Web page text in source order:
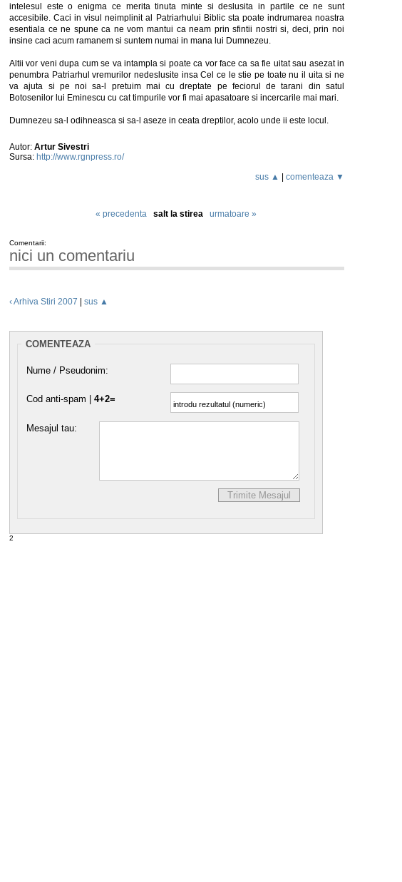
intelesul este o enigma ce merita tinuta minte si deslusita in partile ce ne sunt
accesibile. Caci in visul neimplinit al Patriarhului Biblic sta poate indrumarea noastra
esentiala ce ne spune ca ne vom mantui ca neam prin sfintii nostri si, deci, prin noi
insine caci acum ramanem si suntem numai in mana lui Dumnezeu.
Altii vor veni dupa cum se va intampla si poate ca vor face ca sa fie uitat sau asezat in
penumbra Patriarhul vremurilor nedeslusite insa Cel ce le stie pe toate nu il uita si ne
va ajuta si pe noi sa-l pretuim mai cu dreptate pe feciorul de tarani din satul
Botosenilor lui Eminescu cu cat timpurile vor fi mai apasatoare si incercarile mai mari.
Dumnezeu sa-l odihneasca si sa-l aseze in ceata dreptilor, acolo unde ii este locul.
Autor: Artur Sivestri
Sursa: http://www.rgnpress.ro/
sus ▲
comenteaza ▼
« precedenta salt la stirea urmatoare »
Comentarii:
nici un comentariu
‹ Arhiva Stiri 2007 sus ▲
COMENTEAZA
Nume / Pseudonim:
Cod anti-spam | 4+2=
Mesajul tau:
2